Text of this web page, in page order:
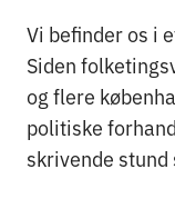
Vi befinder os i
Siden
og flere
politiske
skrivende